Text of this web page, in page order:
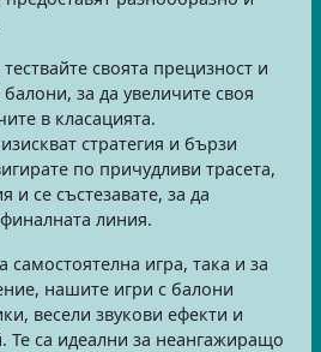
своята прецизност и
за да увеличите своя
в класацията.
стратегия и бързи
по причудливи трасета,
и се състезавате, за да
линия.
самостоятелна игра, така и за
нашите игри с балони
весели звукови ефекти и
Те са идеални за неангажиращо